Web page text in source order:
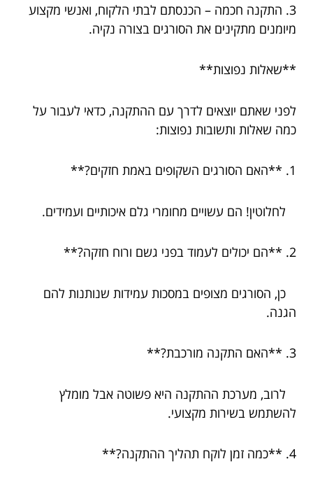
3. התקנה חכמה – הכנסתם לבתי הלקוח, ואנשי מקצוע
מיומנים מתקינים את הסורגים בצורה נקיה.
**שאלות נפוצות**
לפני שאתם יוצאים לדרך עם ההתקנה, כדאי לעבור על
כמה שאלות ותשובות נפוצות:
1. **האם הסורגים השקופים באמת חזקים?**
לחלוטין! הם עשויים מחומרי גלם איכותיים ועמידים.
2. **הם יכולים לעמוד בפני גשם ורוח חזקה?**
כן, הסורגים מצופים במסכות עמידות שנותנות להם
הגנה.
3. **האם התקנה מורכבת?**
לרוב, מערכת ההתקנה היא פשוטה אבל מומלץ
להשתמש בשירות מקצועי.
4. **כמה זמן לוקח תהליך ההתקנה?**